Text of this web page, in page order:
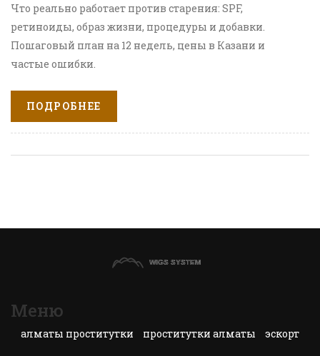
Что реально работает против старения: SPF,
ретиноиды, образ жизни, процедуры и добавки.
Пошаговый план на 12 недель, цены в Казани и
частые ошибки.
ПОДРОБНЕЕ
Меню
алматы проститутки проститутки алматы эскорт